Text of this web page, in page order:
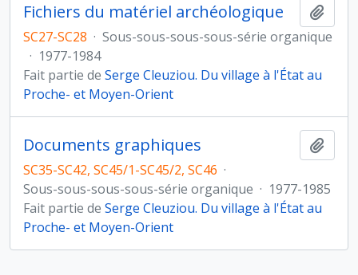
Fichiers du matériel archéologique
SC27-SC28 · Sous-sous-sous-sous-série organique
· 1977-1984
Fait partie de Serge Cleuziou. Du village à l'État au
Proche- et Moyen-Orient
Documents graphiques
SC35-SC42, SC45/1-SC45/2, SC46 ·
Sous-sous-sous-sous-série organique · 1977-1985
Fait partie de Serge Cleuziou. Du village à l'État au
Proche- et Moyen-Orient